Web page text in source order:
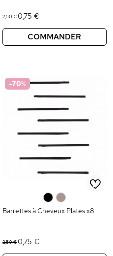
2,50 €0,75 €
COMMANDER
-70%
Barrettes à Cheveux Plates x8
2,50 €0,75 €